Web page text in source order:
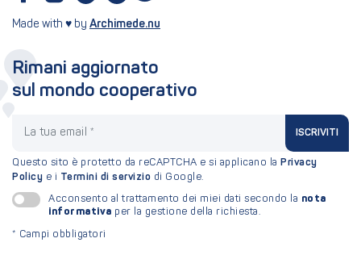
Made with ♥ by Archimede.nu
Rimani aggiornato
sul mondo cooperativo
ISCRIVITI
Questo sito è protetto da reCAPTCHA e si applicano la Privacy
Policy e i Termini di servizio di Google.
Acconsento al trattamento dei miei dati secondo la nota
informativa per la gestione della richiesta.
* Campi obbligatori